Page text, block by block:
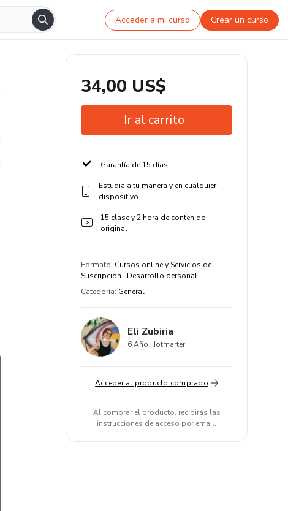
Acceder a mi curso Crear un curso
34,00 US$
Ir al carrito
Garantía de 15 días
Estudia a tu manera y en cualquier
dispositivo
15 clase y 2 hora de contenido
original
Formato: Cursos online y Servicios de
Suscripción . Desarrollo personal
Categoría: General
Eli Zubiria
6 Año Hotmarter
Acceder al producto comprado
Al comprar el producto, recibirás las
instrucciones de acceso por email.